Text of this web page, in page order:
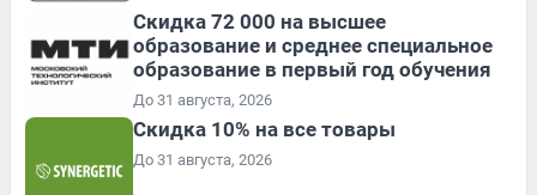
Скидка 72 000 на высшее
образование и среднее специальное
образование в первый год обучения
До 31 августа, 2026
Скидка 10% на все товары
До 31 августа, 2026